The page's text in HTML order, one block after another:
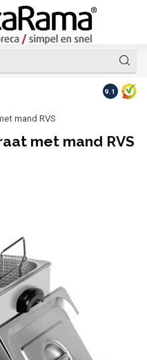
Op
9.1
mand RVS
met mand RVS